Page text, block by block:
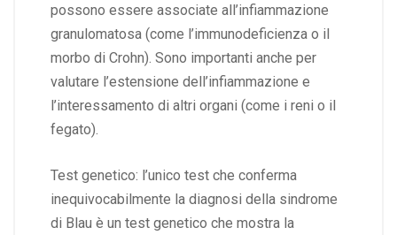
possono essere associate all’infiammazione
granulomatosa (come l’immunodeficienza o il
morbo di Crohn). Sono importanti anche per
valutare l’estensione dell’infiammazione e
l’interessamento di altri organi (come i reni o il
fegato).
Test genetico: l’unico test che conferma
inequivocabilmente la diagnosi della sindrome
di Blau è un test genetico che mostra la